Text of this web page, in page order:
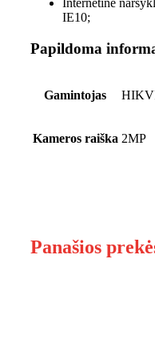
Internetinė
IE10;
Papildoma
Gamintojas
Kameros raiška 2MP
Panašios